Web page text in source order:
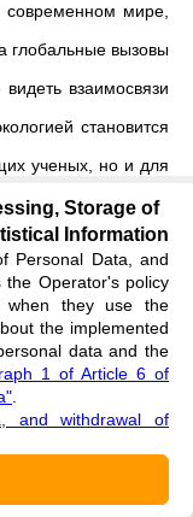
мире,
глобальные вызовы
взаимосвязи
становится
ученых, но и для
планету.
знаний,
только понимание
критическое
решения.
проектных и
процесс более
потому что
Storage of
Information
Personal Data, and
the Operator's policy
when they use the
the implemented
data and the
1 of Article 6 of
and withdrawal of